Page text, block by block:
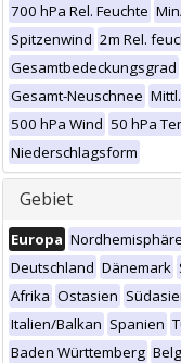
700 hPa Rel. Feuchte
Spitzenwind 2m Rel.
Gesamtbedeckungsgrad
Gesamt-Neuschnee
500 hPa Wind 50 hPa
Niederschlagsform
Gebiet
Europa Nordhemisphäre
Deutschland Dänemark
Afrika Ostasien
Italien/Balkan Spanien
Baden Württemberg